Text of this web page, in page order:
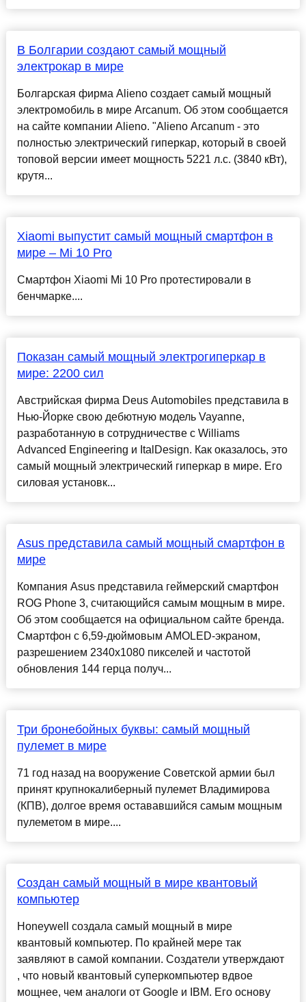
В Болгарии создают самый мощный
электрокар в мире
Болгарская фирма Alieno создает самый мощный
электромобиль в мире Arcanum. Об этом сообщается
на сайте компании Alieno. "Alieno Arcanum - это
полностью электрический гиперкар, который в своей
топовой версии имеет мощность 5221 л.с. (3840 кВт),
крутя...
Xiaomi выпустит самый мощный смартфон в
мире – Mi 10 Pro
Смартфон Xiaomi Mi 10 Pro протестировали в
бенчмарке....
Показан самый мощный электрогиперкар в
мире: 2200 сил
Австрийская фирма Deus Automobiles представила в
Нью-Йорке свою дебютную модель Vayanne,
разработанную в сотрудничестве с Williams
Advanced Engineering и ItalDesign. Как оказалось, это
самый мощный электрический гиперкар в мире. Его
силовая установк...
Asus представила самый мощный смартфон в
мире
Компания Asus представила геймерский смартфон
ROG Phone 3, считающийся самым мощным в мире.
Об этом сообщается на официальном сайте бренда.
Смартфон с 6,59-дюймовым AMOLED-экраном,
разрешением 2340х1080 пикселей и частотой
обновления 144 герца получ...
Три бронебойных буквы: самый мощный
пулемет в мире
71 год назад на вооружение Советской армии был
принят крупнокалиберный пулемет Владимирова
(КПВ), долгое время остававшийся самым мощным
пулеметом в мире....
Создан самый мощный в мире квантовый
компьютер
Honeywell создала самый мощный в мире
квантовый компьютер. По крайней мере так
заявляют в самой компании. Создатели утверждают
, что новый квантовый суперкомпьютер вдвое
мощнее, чем аналоги от Google и IBM. Его основу